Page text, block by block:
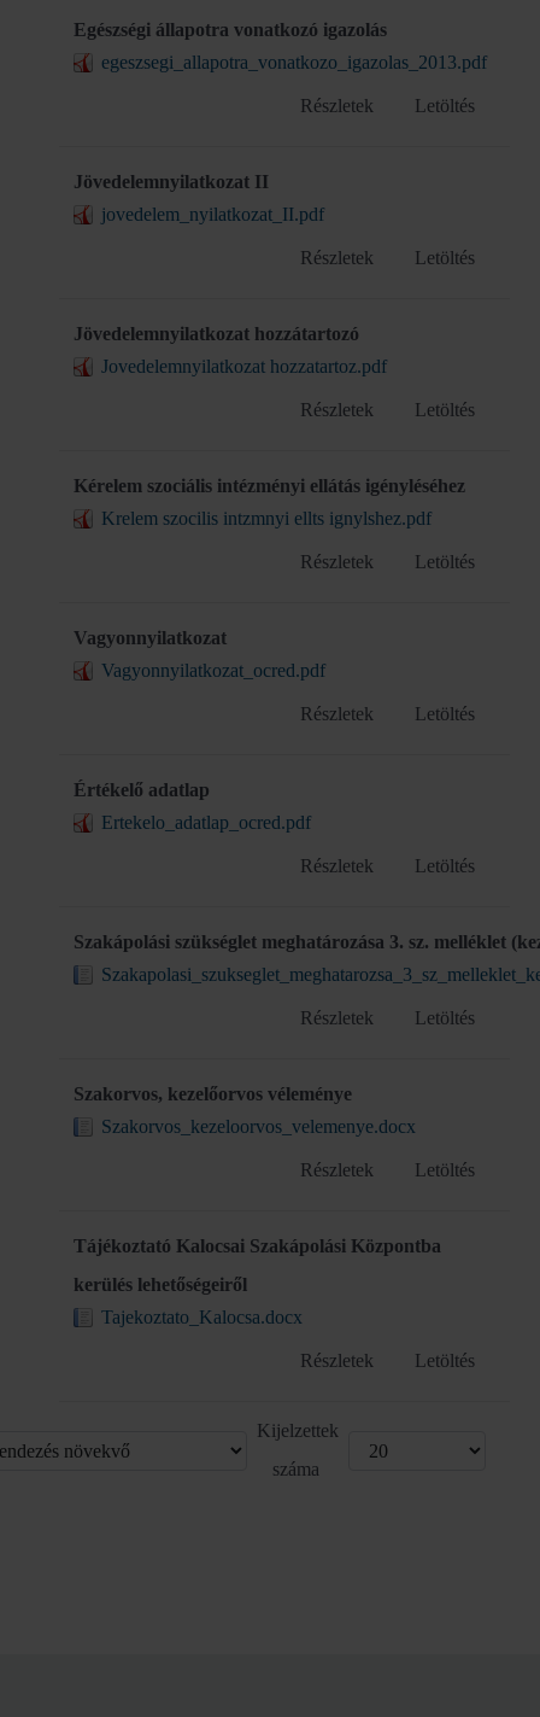
Egészségi állapotra vonatkozó igazolás
egeszsegi_allapotra_vonatkozo_igazolas_2013.pdf
Letöltés
Részletek
Jövedelemnyilatkozat II
jovedelem_nyilatkozat_II.pdf
Letöltés
Részletek
Jövedelemnyilatkozat hozzátartozó
Jovedelemnyilatkozat hozzatartoz.pdf
Letöltés
Részletek
Kérelem szociális intézményi ellátás igényléséhez
Krelem szocilis intzmnyi ellts ignylshez.pdf
Letöltés
Részletek
Vagyonnyilatkozat
Vagyonnyilatkozat_ocred.pdf
Letöltés
Részletek
Értékelő adatlap
Ertekelo_adatlap_ocred.pdf
Letöltés
Részletek
Szakápolási szükséglet meghatározása 3. sz. melléklet
Letöltés
Részletek
Szakorvos, kezelőorvos véleménye
Szakorvos_kezeloorvos_velemenye.docx
Letöltés
Részletek
Tájékoztató Kalocsai Szakápolási Központba
kerülés lehetőségeiről
Tajekoztato_Kalocsa.docx
Letöltés
Részletek
Kijelzettek
száma